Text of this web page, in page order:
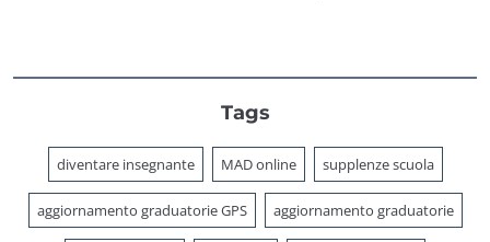
Tags
diventare insegnante MAD online supplenze scuola
aggiornamento graduatorie GPS aggiornamento graduatorie